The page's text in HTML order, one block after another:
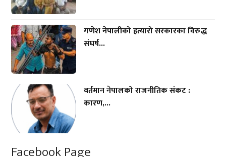
गणेश नेपालीको हत्यारो सरकारका विरुद्ध
संघर्ष...
वर्तमान नेपालको राजनीतिक संकट :
कारण,...
Facebook Page